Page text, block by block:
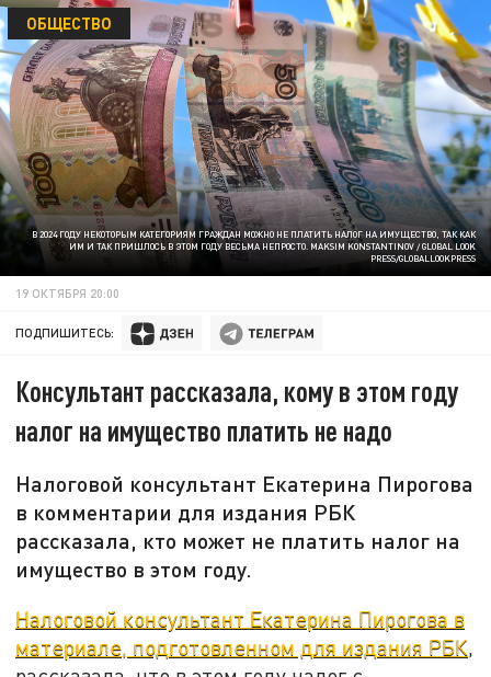
В 2024 ГОДУ НЕКОТОРЫМ КАТЕГОРИЯМ ГРАЖДАН МОЖНО НЕ ПЛАТИТЬ НАЛОГ НА ИМУЩЕСТВО, ТАК КАК
ИМ И ТАК ПРИШЛОСЬ В ЭТОМ ГОДУ ВЕСЬМА НЕПРОСТО. MAKSIM KONSTANTINOV / GLOBAL LOOK
PRESS/GLOBALLOOKPRESS
ОБЩЕСТВО
19 ОКТЯБРЯ 20:00
ПОДПИШИТЕСЬ:
Консультант рассказала, кому в этом году
налог на имущество платить не надо
Налоговой консультант Екатерина Пирогова
в комментарии для издания РБК
рассказала, кто может не платить налог на
имущество в этом году.
Налоговой консультант Екатерина Пирогова в
материале, подготовленном для издания РБК,